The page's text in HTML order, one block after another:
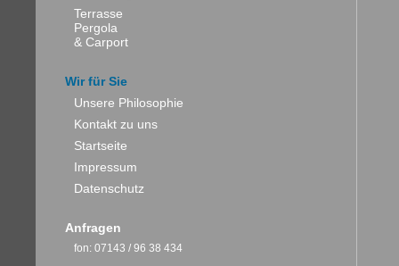
Terrasse
Pergola
& Carport
Wir für Sie
Unsere Philosophie
Kontakt zu uns
Startseite
Impressum
Datenschutz
Anfragen
fon: 07143 / 96 38 434